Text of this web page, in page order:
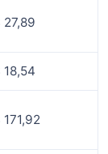
27,89
18,54
171,92